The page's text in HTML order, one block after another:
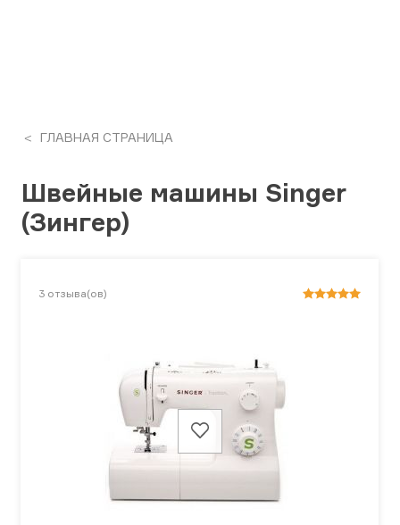
ГЛАВНАЯ СТРАНИЦА
Швейные машины Singer
(Зингер)
3 отзыва(ов)